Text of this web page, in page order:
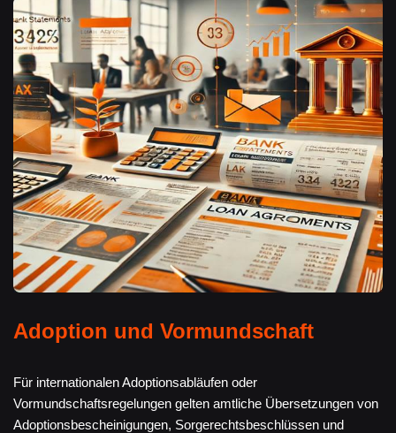
Adoption und Vormundschaft
Für internationalen Adoptionsabläufen oder
Vormundschaftsregelungen gelten amtliche Übersetzungen von
Adoptionsbescheinigungen, Sorgerechtsbeschlüssen und